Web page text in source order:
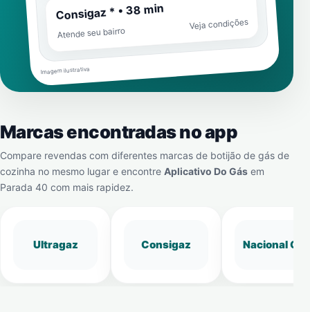
Consigaz * • 38 min
Atende seu bairro
Veja condições
Imagem ilustrativa
Marcas encontradas no app
Compare revendas com diferentes marcas de botijão de gás de
cozinha no mesmo lugar e encontre Aplicativo Do Gás em
Parada 40 com mais rapidez.
Ultragaz Consigaz Nacional Gás